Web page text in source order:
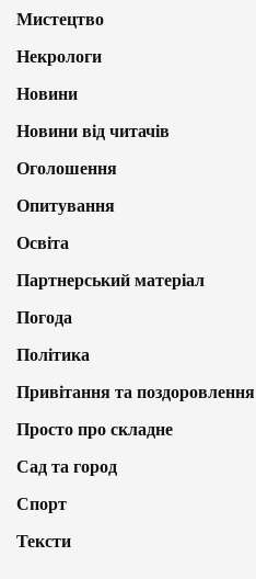
Мистецтво
Некрологи
Новини
Новини від читачів
Оголошення
Опитування
Освіта
Партнерський матеріал
Погода
Політика
Привітання та поздоровлення
Просто про складне
Сад та город
Спорт
Тексти